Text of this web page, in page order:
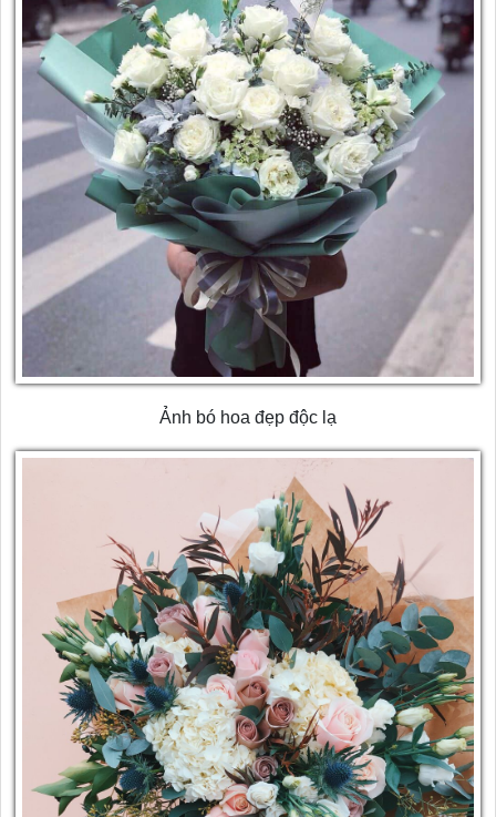
Ảnh bó hoa đẹp độc lạ